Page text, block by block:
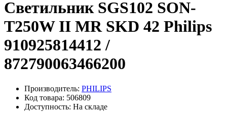
Светильник SGS102 SON-
T250W II MR SKD 42 Philips
910925814412 /
872790063466200
Производитель: PHILIPS
Код товара: 506809
Доступность: На складе